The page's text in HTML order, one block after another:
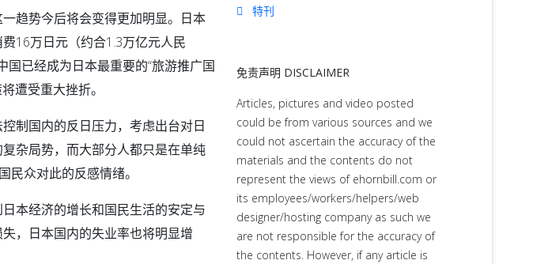
趋势今后将会变得更加明显。日本
16万日元（约合1.3万亿元人民
已经成为日本最重要的“旅游推广国
遭受重大挫折。
制国内的反日压力，考虑出台对日
杂局势，而大部分人都只是在单纯
民众对此的反感情绪。
本经济的增长和国民生活的安定与
，日本国内的失业率也将明显增
特刊
免责声明 DISCLAIMER
Articles, pictures and video posted
could be from various sources and we
could not ascertain the accuracy of the
materials and the contents do not
represent the views of ehornbill.com or
its employees/workers/helpers/web
designer/hosting company as such we
are not responsible for the accuracy of
the contents. However, if any article is